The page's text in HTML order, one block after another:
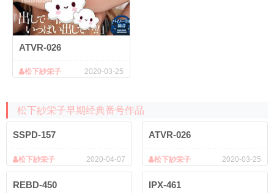
ATVR-026
2020-03-25
松下紗栄子
松下紗栄子早期经典番号作品
SSPD-157
2020-04-07
松下紗栄子
ATVR-026
2020-03-25
松下紗栄子
REBD-450 IPX-461